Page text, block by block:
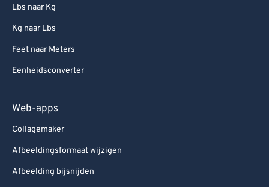
Lbs naar Kg
Kg naar Lbs
Feet naar Meters
Eenheidsconverter
Web-apps
Collagemaker
Afbeeldingsformaat wijzigen
Afbeelding bijsnijden